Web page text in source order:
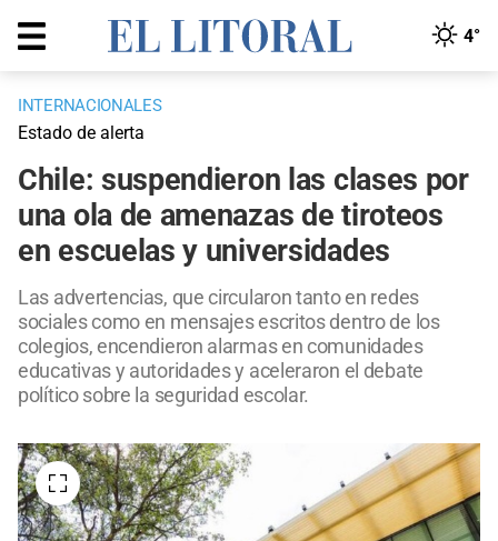
4°
INTERNACIONALES
Estado de alerta
Chile: suspendieron las clases por
una ola de amenazas de tiroteos
en escuelas y universidades
Las advertencias, que circularon tanto en redes
sociales como en mensajes escritos dentro de los
colegios, encendieron alarmas en comunidades
educativas y autoridades y aceleraron el debate
político sobre la seguridad escolar.